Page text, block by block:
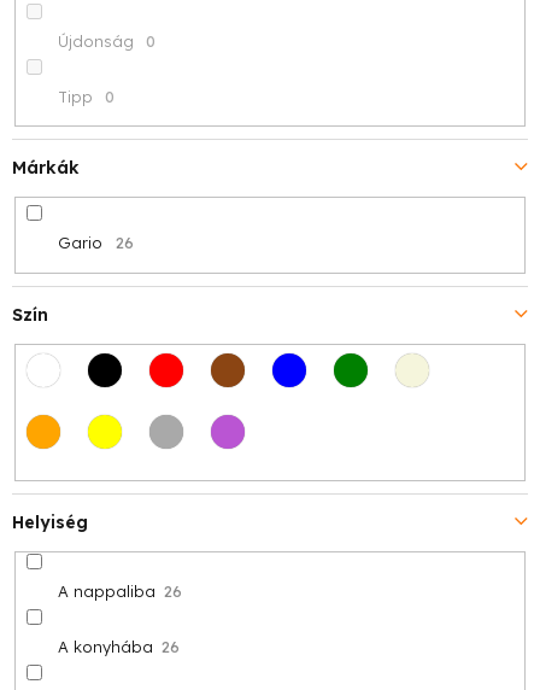
é
s
e
Újdonság 0
Tipp 0
Márkák
Gario 26
Szín
Helyiség
A nappaliba 26
A konyhába 26